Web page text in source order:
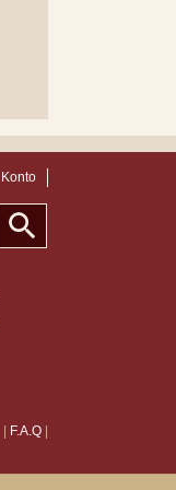
Konto
| F.A.Q |